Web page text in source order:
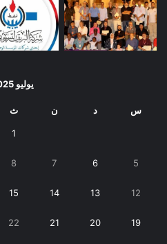
يوليو 2025
س د ن ث
1
5
6
7
8
12
13
14
15
19
20
21
22